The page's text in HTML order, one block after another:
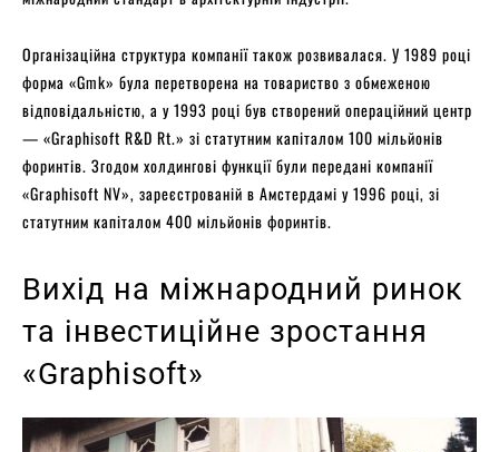
Організаційна структура компанії також розвивалася. У 1989 році
форма «Gmk» була перетворена на товариство з обмеженою
відповідальністю, а у 1993 році був створений операційний центр
— «Graphisoft R&D Rt.» зі статутним капіталом 100 мільйонів
форинтів. Згодом холдингові функції були передані компанії
«Graphisoft NV», зареєстрованій в Амстердамі у 1996 році, зі
статутним капіталом 400 мільйонів форинтів.
Вихід на міжнародний ринок
та інвестиційне зростання
«Graphisoft»